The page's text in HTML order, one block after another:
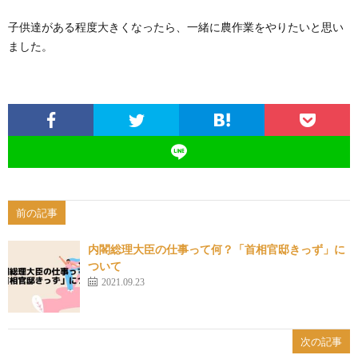
子供達がある程度大きくなったら、一緒に農作業をやりたいと思い
ました。
前の記事
内閣総理大臣の仕事って何？「首相官邸きっず」に
ついて
2021.09.23
次の記事